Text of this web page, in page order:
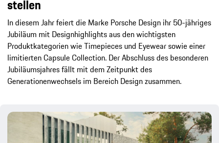
stellen
In diesem Jahr feiert die Marke Porsche Design ihr 50-jähriges
Jubiläum mit Designhighlights aus den wichtigsten
Produktkategorien wie Timepieces und Eyewear sowie einer
limitierten Capsule Collection. Der Abschluss des besonderen
Jubiläumsjahres fällt mit dem Zeitpunkt des
Generationenwechsels im Bereich Design zusammen.